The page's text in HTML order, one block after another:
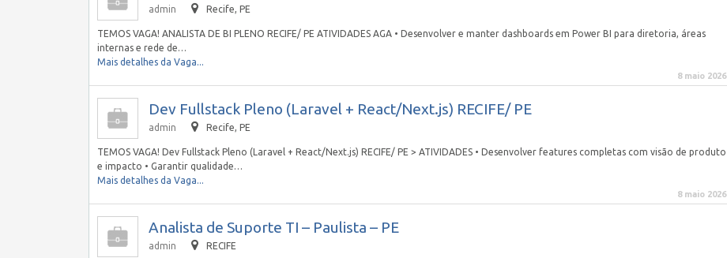
admin Recife, PE
TEMOS VAGA! ANALISTA DE BI PLENO RECIFE/ PE ATIVIDADES AGA • Desenvolver e manter dashboards em Power BI para diretoria, áreas
internas e rede de…
Mais detalhes da Vaga...
8 maio 2026
Dev Fullstack Pleno (Laravel + React/Next.js) RECIFE/ PE
admin Recife, PE
TEMOS VAGA! Dev Fullstack Pleno (Laravel + React/Next.js) RECIFE/ PE > ATIVIDADES • Desenvolver features completas com visão de produto
e impacto • Garantir qualidade…
Mais detalhes da Vaga...
8 maio 2026
Analista de Suporte TI – Paulista – PE
admin RECIFE